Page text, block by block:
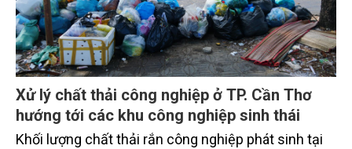
Xử lý chất thải công nghiệp ở TP. Cần Thơ
hướng tới các khu công nghiệp sinh thái
Khối lượng chất thải rắn công nghiệp phát sinh tại